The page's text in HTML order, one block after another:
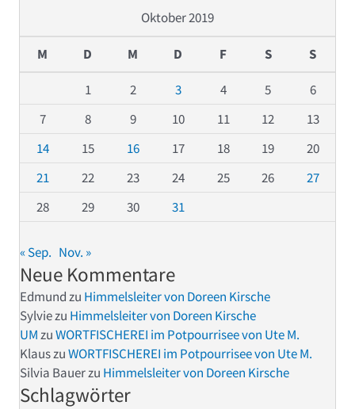
Oktober 2019
M D M D F S S
1 2 3 4 5
6
7
8 9 10 11 12
13
14
15 16 17 18 19
20
21
22 23 24 25 26
27
28
29 30 31
« Sep. Nov. »
Neue Kommentare
Edmundzu Himmelsleiter von Doreen Kirsche
Sylviezu Himmelsleiter von Doreen Kirsche
UMzuWORTFISCHEREI im Potpourrisee von Ute M.
KlauszuWORTFISCHEREI im Potpourrisee von Ute M.
Silvia Bauerzu Himmelsleiter von Doreen Kirsche
Schlagwörter